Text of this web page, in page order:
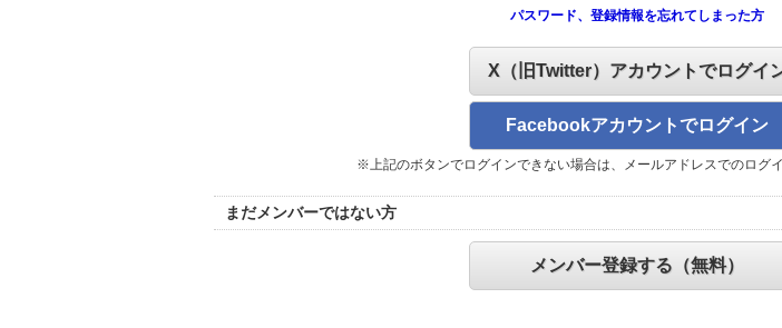
パスワード、登録情報を忘れてしまった方
X（旧Twitter）アカウントでログイ
Facebookアカウントでログイン
※上記のボタンでログインできない場合は、メールアドレスでのログ
まだメンバーではない方
メンバー登録する（無料）